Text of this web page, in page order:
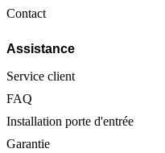
Contact
Assistance
Service client
FAQ
Installation porte d'entrée
Garantie